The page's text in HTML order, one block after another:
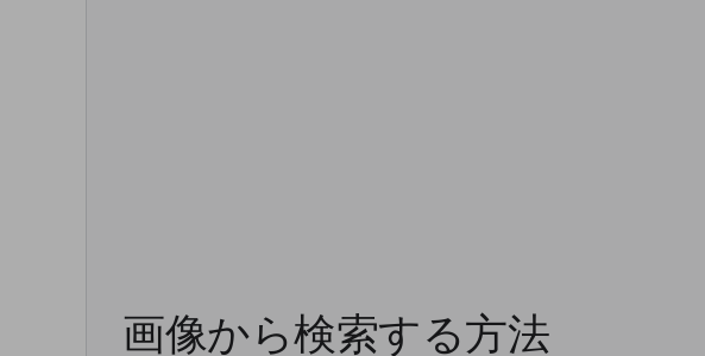
画像から検索する方法